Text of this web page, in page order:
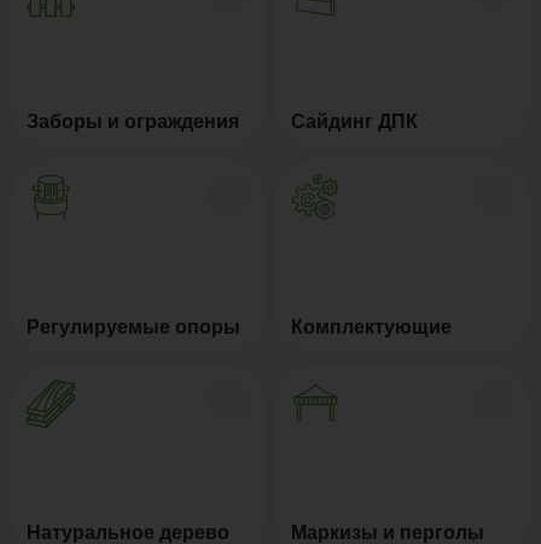
Заборы и ограждения Сайдинг ДПК
Регулируемые опоры Комплектующие
Натуральное дерево Маркизы и перголы